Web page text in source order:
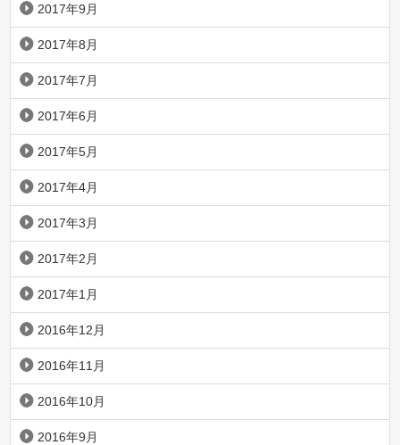
2017年9月
2017年8月
2017年7月
2017年6月
2017年5月
2017年4月
2017年3月
2017年2月
2017年1月
2016年12月
2016年11月
2016年10月
2016年9月